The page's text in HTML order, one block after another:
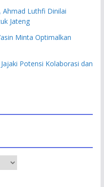
Ahmad Luthfi Dinilai
Jateng
Minta Optimalkan
Potensi Kolaborasi dan